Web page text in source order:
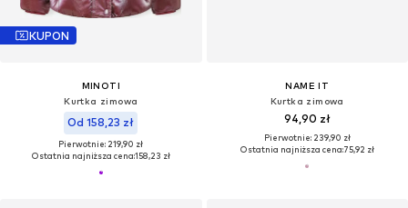
KUPON
MINOTI
Kurtka zimowa
Od 158,23 zł
Pierwotnie: 219,90 zł
Ostatnia najniższa cena:158,23 zł
NAME IT
Kurtka zimowa
94,90 zł
Pierwotnie: 239,90 zł
Ostatnia najniższa cena:75,92 zł